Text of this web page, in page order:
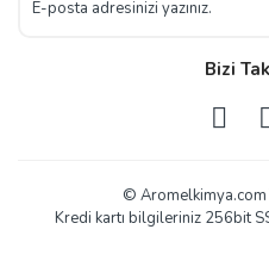
Bizi
© Aromelkimya.com
Kredi kartı bilgileriniz 256bit